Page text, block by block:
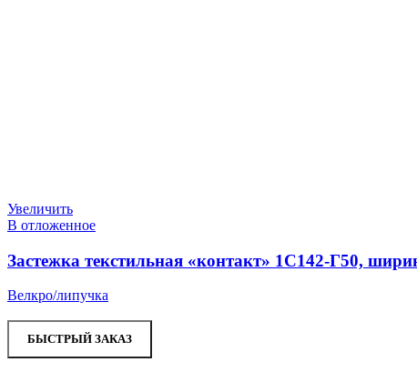
Увеличить
В отложенное
Застежка текстильная «контакт» 1С142-Г50,
Велкро/липучка
БЫСТРЫЙ ЗАКАЗ